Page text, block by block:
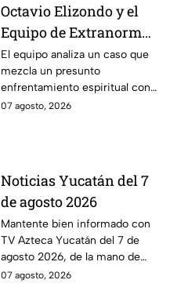
Octavio Elizondo y el
Equipo de Extranormal
investigan el colapso
de un templo y una
presunta batalla
espiritual
El equipo analiza un caso que
mezcla un presunto
enfrentamiento espiritual con
el derrumbe de un histórico
07 agosto, 2026
Noticias Yucatán del 7
de agosto 2026
Mantente bien informado con
TV Azteca Yucatán del 7 de
agosto 2026, de la mano de
Lily Camino.
07 agosto, 2026